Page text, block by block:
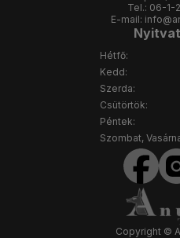
Tel.: 06-1-
E-mail:
Hétfő:
Kedd:
Szerda:
Csütörtök:
Péntek:
Szombat,
Copyright ©